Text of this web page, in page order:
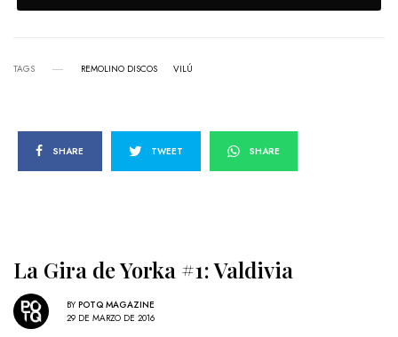
TAGS REMOLINO DISCOS VILÚ
SHARE TWEET SHARE
La Gira de Yorka #1: Valdivia
BY POTQ MAGAZINE
29 DE MARZO DE 2016